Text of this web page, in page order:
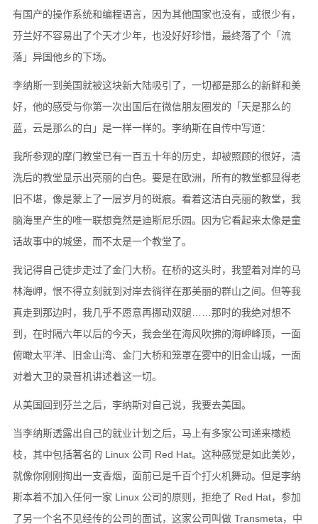
有国产的操作系统和编程语言，因为其他国家也没有，或很少有，
芬兰好不容易出了个天才少年，也没好好珍惜，最终落了个「流
落」异国他乡的下场。
李纳斯一到美国就被这块新大陆吸引了，一切都是那么的新鲜和美
好，他的感受与你第一次出国后在微信朋友圈发的「天是那么的
蓝，云是那么的白」是一样一样的。李纳斯在自传中写道：
我所参观的摩门教堂已有一百五十年的历史，却被照顾的很好，清
洗后的教堂显示出亮丽的白色。要是在欧洲，所有的教堂都显得老
旧不堪，像是蒙上了一层岁月的斑痕。看着这洁白亮丽的教堂，我
脑海里产生的唯一联想竟然是迪斯尼乐园。因为它看起来太像是童
话故事中的城堡，而不太是一个教堂了。
我记得自己徒步走过了金门大桥。在桥的这头时，我望着对岸的马
林海岬，恨不得立刻就到对岸去徜徉在那美丽的群山之间。但等我
真走到那边时，我几乎不愿意再挪动双腿……那时的我绝对想不
到，在时隔六年以后的今天，我会坐在海风吹拂的海岬峰顶，一面
俯瞰太平洋、旧金山湾、金门大桥和笼罩在雾中的旧金山城，一面
对着大卫的录音机讲述着这一切。
从美国回到芬兰之后，李纳斯对自己说，我要去美国。
当李纳斯透露出自己的就业计划之后，马上有多家公司递来橄榄
枝，其中包括著名的 Linux 公司 Red Hat。这种感觉是如此美妙，
就像你刚刚掏出一支香烟，面前已是千百个打火机舞动。但是李纳
斯本着不加入任何一家 Linux 公司的原则，拒绝了 Red Hat，参加
了另一个名不见经传的公司的面试，这家公司叫做 Transmeta，中